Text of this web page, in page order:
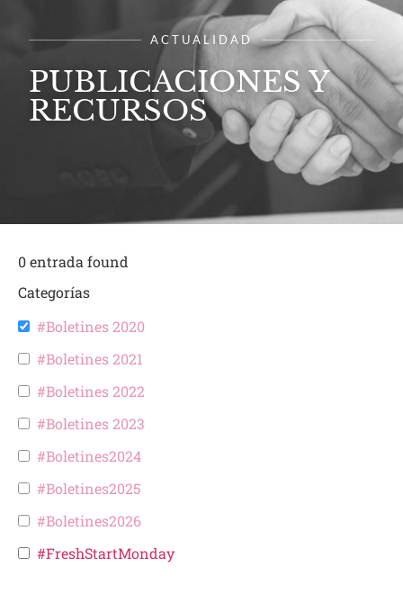
ACTUALIDAD
PUBLICACIONES Y
RECURSOS
0entrada found
Categorías
#Boletines 2020
#Boletines 2021
#Boletines 2022
#Boletines 2023
#Boletines2024
#Boletines2025
#Boletines2026
#FreshStartMonday